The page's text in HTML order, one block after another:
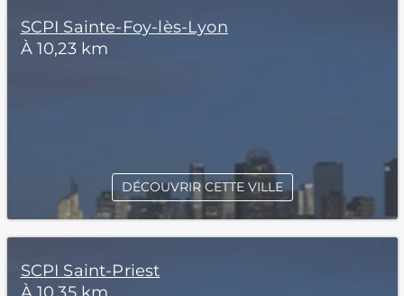
SCPI Sainte-Foy-lès-Lyon
À 10,23 km
DÉCOUVRIR CETTE VILLE
SCPI Saint-Priest